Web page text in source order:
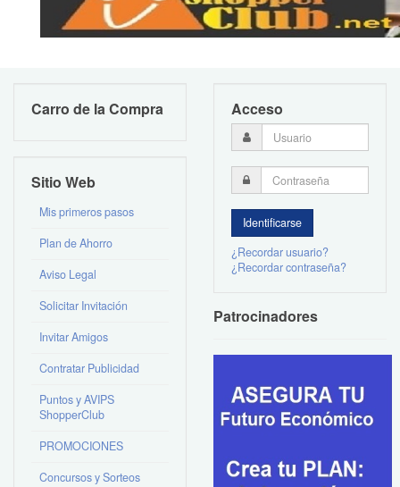
Carro de la Compra
Sitio Web
Mis primeros pasos
Plan de Ahorro
Aviso Legal
Solicitar Invitación
Invitar Amigos
Contratar Publicidad
Puntos y AVIPS
ShopperClub
PROMOCIONES
Concursos y Sorteos
Acceso
¿Recordar usuario?
¿Recordar contraseña?
Patrocinadores